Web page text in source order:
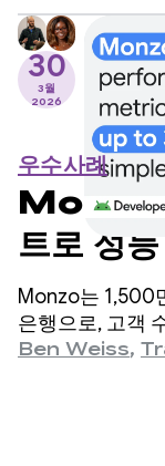
30
3월
2026
우수사례
Monzo
트로 성
35% 까
Monzo는 1,500
은행으로, 고객
장되면서 엔지
Ben Weiss,